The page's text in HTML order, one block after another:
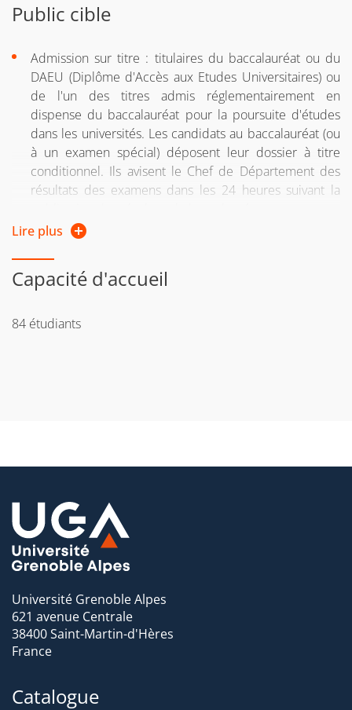
Public cible
Admission sur titre : titulaires du baccalauréat ou du
DAEU (Diplôme d'Accès aux Etudes Universitaires) ou
de l'un des titres admis réglementairement en
dispense du baccalauréat pour la poursuite d'études
dans les universités. Les candidats au baccalauréat (ou
à un examen spécial) déposent leur dossier à titre
conditionnel. Ils avisent le Chef de Département des
résultats des examens dans les 24 heures suivant la
Candidats ne possédant pas un des titres
précédemment cités : ils doivent présenter un dossier
d'admission devant une Commission de Validation des
personnels)
Lire plus
Capacité d'accueil
84 étudiants
Université Grenoble Alpes
621 avenue Centrale
38400 Saint-Martin-d'Hères
France
Catalogue